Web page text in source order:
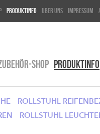
Produktinfo Uber Uns Impressum
SHOP PRODUKTINFO
ROLLSTUHL
ROLLSTUHL